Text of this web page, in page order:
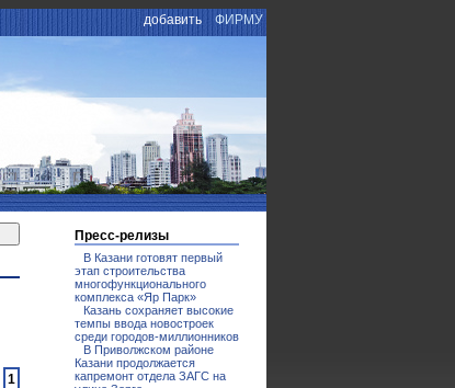
добавить ФИРМУ
1
Пресс-релизы
В Казани готовят первый
этап строительства
многофункционального
комплекса «Яр Парк»
Казань сохраняет высокие
темпы ввода новостроек
среди городов-миллионников
В Приволжском районе
Казани продолжается
капремонт отдела ЗАГС на